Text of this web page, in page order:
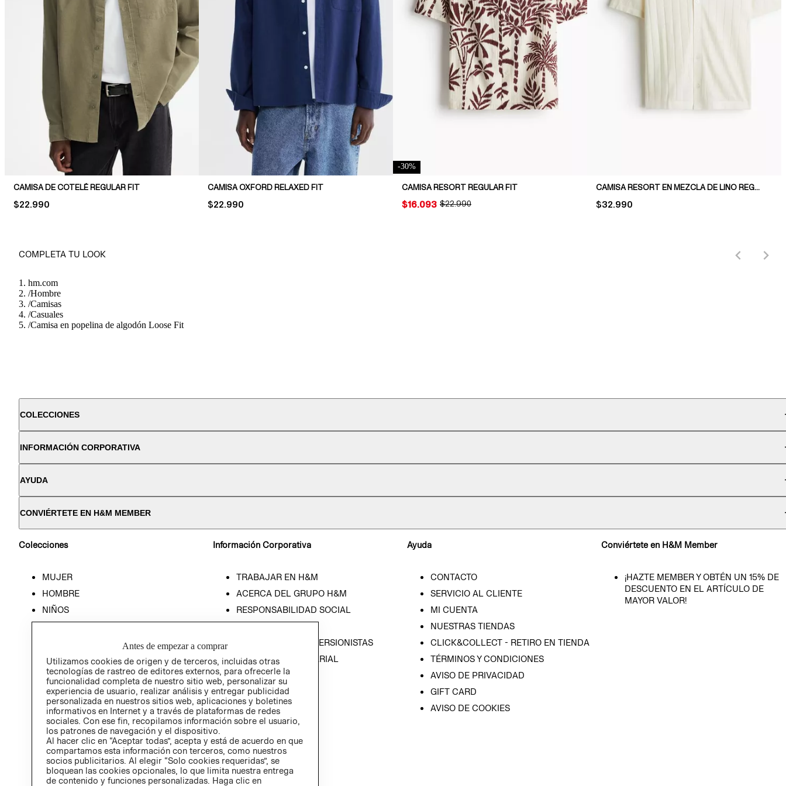
CAMISA DE COTELÉ REGULAR FIT
PRICE:
$22.990
CAMISA OXFORD RELAXED FIT
PRICE:
$22.990
-30%
CAMISA RESORT REGULAR FIT
ORIGINAL PRICE:
$22.990
PRICE:
$16.093
CAMISA RESORT EN MEZCLA DE LINO REGULAR FIT
PRICE:
$32.990
COMPLETA TU LOOK
hm.com
/Hombre
/Camisas
/Casuales
/Camisa en popelina de algodón Loose Fit
COLECCIONES
INFORMACIÓN CORPORATIVA
AYUDA
CONVIÉRTETE EN H&M MEMBER
Colecciones
MUJER
HOMBRE
NIÑOS
Información Corporativa
TRABAJAR EN H&M
ACERCA DEL GRUPO H&M
RESPONSABILIDAD SOCIAL
RELACIÓN CON INVERSIONISTAS
POLÍTICA EMPRESARIAL
Ayuda
CONTACTO
SERVICIO AL CLIENTE
MI CUENTA
NUESTRAS TIENDAS
CLICK&COLLECT - RETIRO EN TIENDA
TÉRMINOS Y CONDICIONES
AVISO DE PRIVACIDAD
GIFT CARD
AVISO DE COOKIES
Conviértete en H&M Member
¡HAZTE MEMBER Y OBTÉN UN 15% DE
DESCUENTO EN EL ARTÍCULO DE
MAYOR VALOR!
Antes de empezar a comprar
Utilizamos cookies de origen y de terceros, incluidas otras
tecnologías de rastreo de editores externos, para ofrecerle la
funcionalidad completa de nuestro sitio web, personalizar su
experiencia de usuario, realizar análisis y entregar publicidad
personalizada en nuestros sitios web, aplicaciones y boletines
informativos en Internet y a través de plataformas de redes
sociales. Con ese fin, recopilamos información sobre el usuario,
los patrones de navegación y el dispositivo.
Al hacer clic en “Aceptar todas”, acepta y está de acuerdo en que
compartamos esta información con terceros, como nuestros
socios publicitarios. Al elegir “Solo cookies requeridas”, se
bloquean las cookies opcionales, lo que limita nuestra entrega
de contenido y funciones personalizadas. Haga clic en